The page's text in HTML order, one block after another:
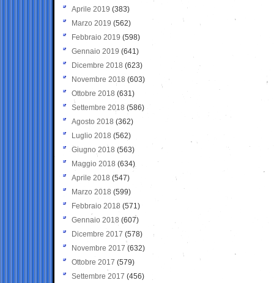
Aprile 2019 (383)
Marzo 2019 (562)
Febbraio 2019 (598)
Gennaio 2019 (641)
Dicembre 2018 (623)
Novembre 2018 (603)
Ottobre 2018 (631)
Settembre 2018 (586)
Agosto 2018 (362)
Luglio 2018 (562)
Giugno 2018 (563)
Maggio 2018 (634)
Aprile 2018 (547)
Marzo 2018 (599)
Febbraio 2018 (571)
Gennaio 2018 (607)
Dicembre 2017 (578)
Novembre 2017 (632)
Ottobre 2017 (579)
Settembre 2017 (456)